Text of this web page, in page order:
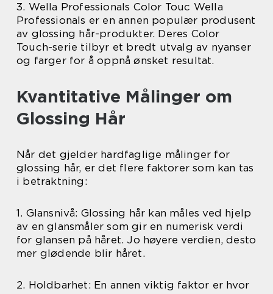
3. Wella Professionals Color Touc Wella
Professionals er en annen populær produsent
av glossing hår-produkter. Deres Color
Touch-serie tilbyr et bredt utvalg av nyanser
og farger for å oppnå ønsket resultat.
Kvantitative Målinger om
Glossing Hår
Når det gjelder hardfaglige målinger for
glossing hår, er det flere faktorer som kan tas
i betraktning:
1. Glansnivå: Glossing hår kan måles ved hjelp
av en glansmåler som gir en numerisk verdi
for glansen på håret. Jo høyere verdien, desto
mer glødende blir håret.
2. Holdbarhet: En annen viktig faktor er hvor